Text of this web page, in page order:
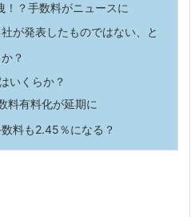
？手数料がニュースに
が発表したものではない、と
？
いくらか？
有料化が延期に
料も2.45％になる？